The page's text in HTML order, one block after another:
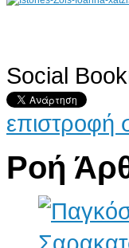
AdmirorGallery 4.5.0, author/s
Social
επιστροφή
Ροή